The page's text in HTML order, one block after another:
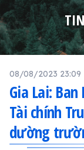
08/08/2023 23:09
Gia Lai:
Tài chính
dường